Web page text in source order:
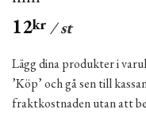
12kr / st
Lägg dina produkter i
’Köp’ och gå sen till
fraktkostnaden utan att